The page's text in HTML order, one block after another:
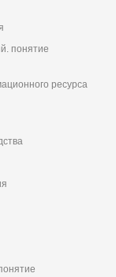
понятие
ресурса